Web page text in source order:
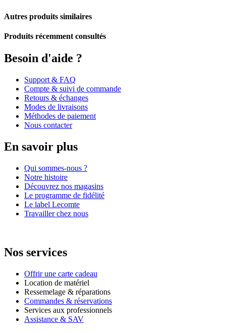
Autres produits similaires
Produits récemment consultés
Besoin d'aide ?
Support & FAQ
Compte & suivi de commande
Retours & échanges
Modes de livraisons
Méthodes de paiement
Nous contacter
En savoir plus
Qui sommes-nous ?
Notre histoire
Découvrez nos magasins
Le programme de fidélité
Le label Lecomte
Travailler chez nous
Nos services
Offrir une carte cadeau
Location de matériel
Ressemelage & réparations
Commandes & réservations
Services aux professionnels
Assistance & SAV